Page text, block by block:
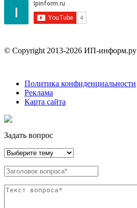
© Copyright 2013-2026 ИП-информ.ру
Политика конфиденциальности
Реклама
Карта сайта
Задать вопрос